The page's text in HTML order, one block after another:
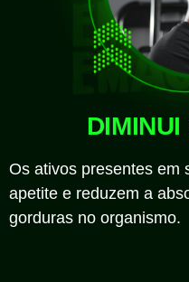
Os ativos presentes em
apetite e reduzem a
gorduras no organismo.